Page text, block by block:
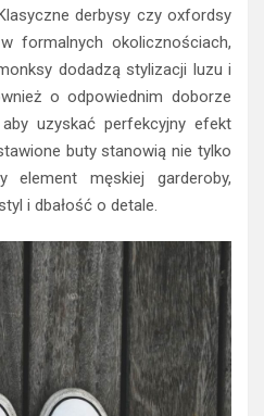
derbysy czy oxfordsy
formalnych okolicznościach,
dodadzą stylizacji luzu i
o odpowiednim doborze
uzyskać perfekcyjny efekt
buty stanowią nie tylko
element męskiej garderoby,
i dbałość o detale.